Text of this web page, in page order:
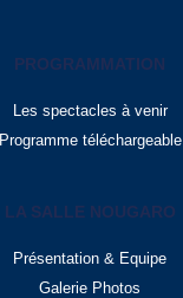
PROGRAMMATION
Les spectacles à venir
Programme téléchargeable
LA SALLE NOUGARO
Présentation & Equipe
Galerie Photos